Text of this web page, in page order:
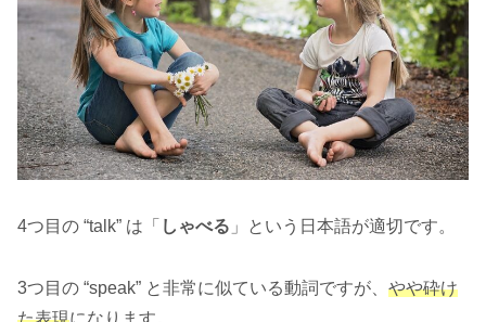
4つ目の “talk” は「 しゃべる 」という日本語が適切です。
3つ目の “speak” と非常に似ている動詞ですが、 やや砕け
た表現になります。